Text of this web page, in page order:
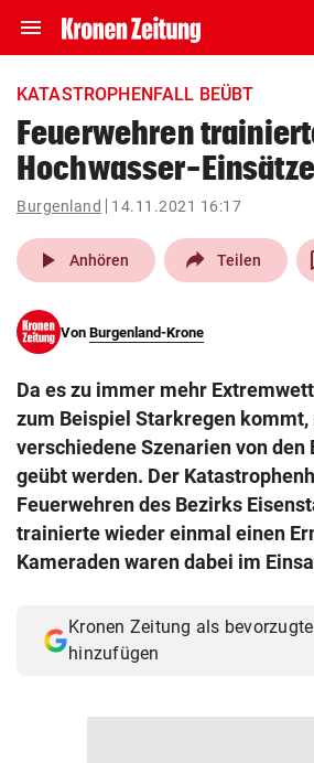
menu Navigation
ein-/ausklappen
account_circle Anmelden
pin_drop
Wien
search
eingeben
© Krone Multimedia GmbH & Co KG
Muthgasse 2, 1190 Wien
KATASTROPHENFALL BEÜBT
Feuerwehren
Hochwasser-Einsätze
Burgenland 14.11.2021 16:17
play_arrow Anhören Teilen
Von Burgenland-Krone
Da es zu immer mehr
zum Beispiel Starkregen kommt,
verschiedene Szenarien von
geübt werden. Der
Feuerwehren des Bezirks
trainierte wieder einmal einen
Kameraden waren dabei im
Kronen Zeitung als
hinzufügen